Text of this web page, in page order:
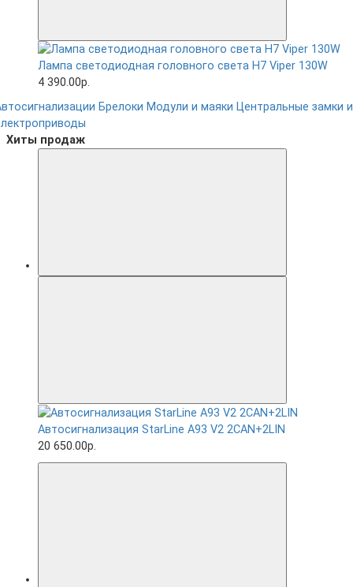
Лампа светодиодная головного света H7 Viper 130W
4 390.00р.
Брелоки Модули и маяки Центральные замки и
Хиты продаж
Автосигнализация StarLine A93 V2 2CAN+2LIN
20 650.00р.